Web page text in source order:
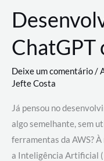
ChatGPT
Deixe um comentário/
Jefte Costa
Já pensou no
algo semelhante, sem
ferramentas da AWS?
a Inteligência Artificial